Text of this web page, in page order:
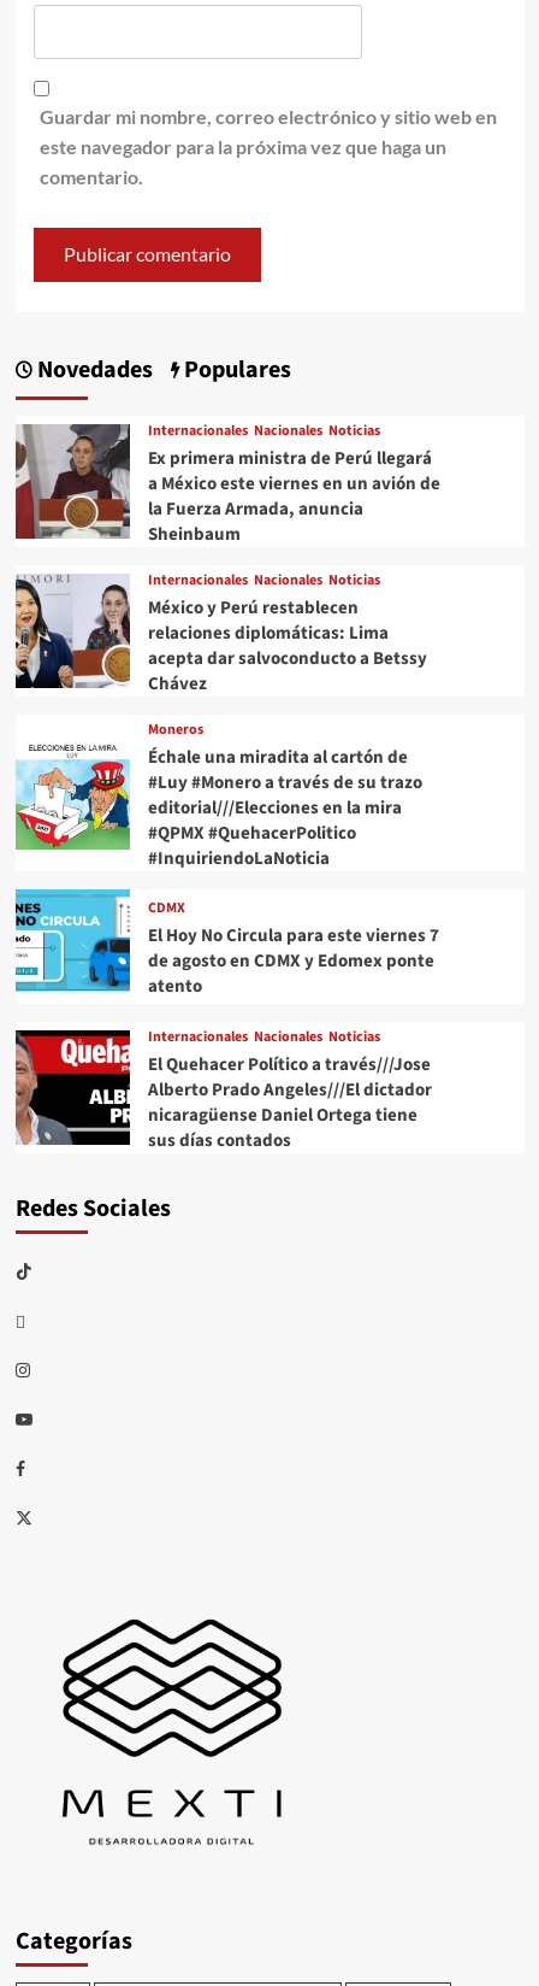
Guardar mi nombre, correo electrónico y sitio web en
este navegador para la próxima vez que haga un
comentario.
Novedades Populares
Internacionales Nacionales Noticias
Ex primera ministra de Perú llegará
a México este viernes en un avión de
la Fuerza Armada, anuncia
Sheinbaum
Internacionales Nacionales Noticias
México y Perú restablecen
relaciones diplomáticas: Lima
acepta dar salvoconducto a Betssy
Chávez
Moneros
Échale una miradita al cartón de
#Luy #Monero a través de su trazo
editorial///Elecciones en la mira
#QPMX #QuehacerPolitico
#InquiriendoLaNoticia
CDMX
El Hoy No Circula para este viernes 7
de agosto en CDMX y Edomex ponte
atento
Internacionales Nacionales Noticias
El Quehacer Político a través///Jose
Alberto Prado Angeles///El dictador
nicaragüense Daniel Ortega tiene
sus días contados
Redes Sociales
TikTok
threads
Instagram
Youtube
Facebook
X
Categorías